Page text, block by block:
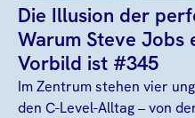
Die Illusion der
Warum Steve Jobs
Vorbild ist #345
Im Zentrum stehen vier
den C-Level-Alltag – von